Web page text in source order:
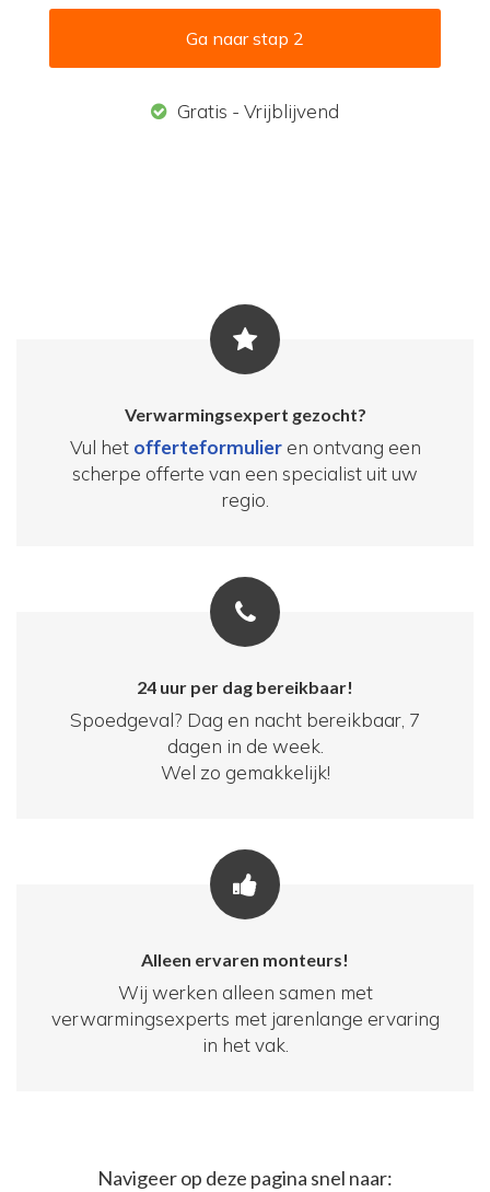
Ga naar stap 2
Gratis - Vrijblijvend
Verwarmingsexpert gezocht?
Vul het offerteformulieren ontvang een
scherpe offerte van een specialist uit uw
regio.
24 uur per dag bereikbaar!
Spoedgeval? Dag en nacht bereikbaar, 7
dagen in de week.
Wel zo gemakkelijk!
Alleen ervaren monteurs!
Wij werken alleen samen met
verwarmingsexperts met jarenlange ervaring
in het vak.
Navigeer op deze pagina snel naar: